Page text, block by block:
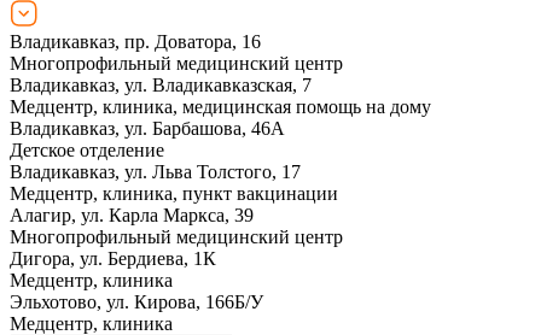
Владикавказ, пр. Доватора, 16
Многопрофильный медицинский центр
Владикавказ, ул. Владикавказская, 7
Медцентр, клиника, медицинская помощь на дому
Владикавказ, ул. Барбашова, 46А
Детское отделение
Владикавказ, ул. Льва Толстого, 17
Медцентр, клиника, пункт вакцинации
Алагир, ул. Карла Маркса, 39
Многопрофильный медицинский центр
Дигора, ул. Бердиева, 1К
Медцентр, клиника
Эльхотово, ул. Кирова, 166Б/У
Медцентр, клиника